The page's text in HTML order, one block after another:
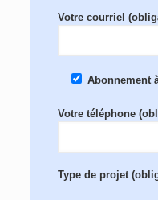
Votre courriel
Abonnement
Votre téléphone
Type de projet